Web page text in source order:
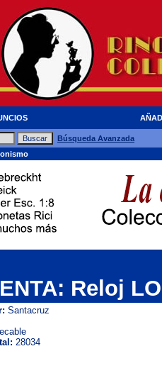
Búsqueda Avanzada
Reloj
Santacruz
28034